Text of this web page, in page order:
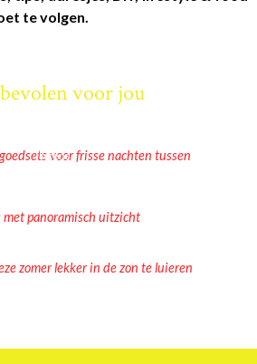
te volgen.
voor jou
lakens